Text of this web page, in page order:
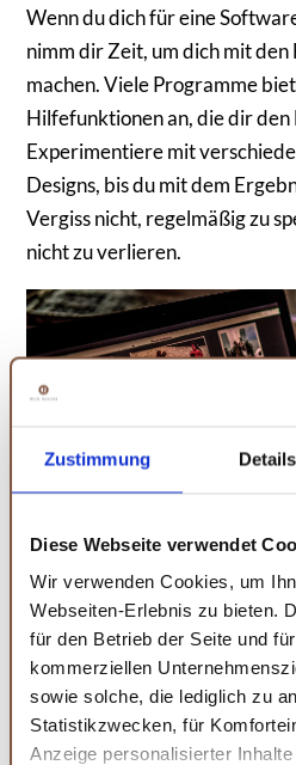
Zustimmung Details
Diese Webseite verwendet
Wir verwenden Cookies, um
Webseiten-Erlebnis zu bieten.
für den Betrieb der Seite und
kommerziellen
sowie solche, die lediglich zu
Statistikzwecken, für
Anzeige personalisierter
Wenn du dich für eine
nimm dir Zeit, um dich mit
machen. Viele Programme
Hilfefunktionen an, die dir
Experimentiere mit
Designs, bis du mit dem
Vergiss nicht, regelmäßig zu
nicht zu verlieren.
Die richtige Software ist
Fotobuch.
Welche Software
für die Erstellung